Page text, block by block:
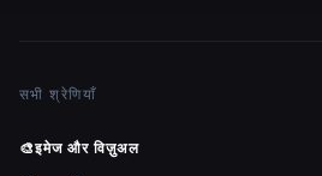
सभी श्रेणियाँ
🎨इमेज और विज़ुअल